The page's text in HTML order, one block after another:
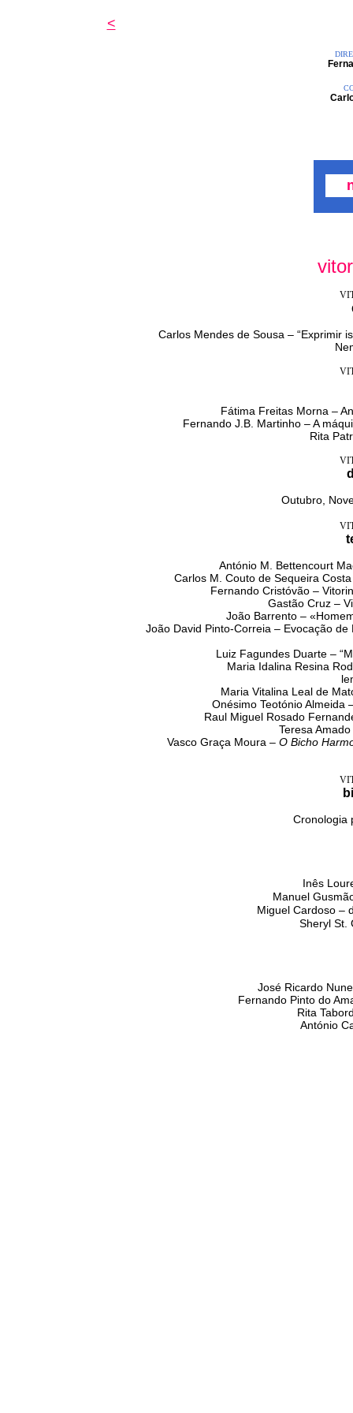
<
Carlos Mendes de Sousa – “Exprimir
Fátima Freitas Morna –
Fernando J.B. Martinho – A
Rita
Outubro,
António M. Bettencourt
Carlos M. Couto de Sequeira
Fernando Cristóvão –
Gastão Cruz –
João Barrento –
João David Pinto-Correia – Evocação
Luiz Fagundes Duarte –
Maria Idalina Resina
Maria Vitalina Leal de
Onésimo Teotónio Almeida
Raul Miguel Rosado
Teresa
Vasco Graça Moura – O Bicho
Cronologia
Inês
Manuel
Miguel Cardoso –
Sheryl St.
José Ricardo
Fernando Pinto do
Rita
António